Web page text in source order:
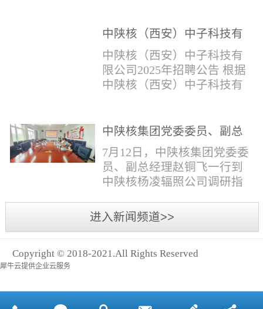
登记表》(见附件2）并如实
填写。并将《应聘人员登记
表》和本人学历学位证书和
相关证件扫描件发送至报名
本科西安石油大学测控技术
月本科西安石油大学通信工
程社招3王小明男1981年11月
本科西安石油大学测控技术
子工程社招5何晔女1979年10
月本科西安财经学院工商管
理社招6张柳怡女1998...
中陕核（西安）中子科技有
限公司2025年招聘公告
中陕核（西安）中子科技有
限公司2025年招聘公告 根据
中陕核（西安）中子科技有
如下：一、招聘岗位及人数
见附件1二、招聘范围（1）
社会招聘：面向社会招聘。
（2）应届生招聘：国家计划
内统一招收的全日制院校应
届毕业生，重点院校应届毕
业生优先；回国一年内取得
国家教育部出具的学历（学
三、招聘流程（一）个人报
中陕核集团党委委员、副总
经理赵铜飞一行到中陕核杨
凌辐照公司调研指导工作
7月12日，中陕核集团党委委
员、副总经理赵铜飞一行到
中陕核杨凌辐照公司调研指
息部部长赵磊，中陕核核盛
公司执行董事张鹏，核盛公
执行董事李奎等陪同调研。
进入新闻频道>>
Copyright © 2018-2021.All Rights Reserved
犀牛云提供企业云服务